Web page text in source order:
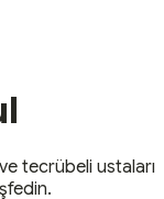
tecrübeli ustaları